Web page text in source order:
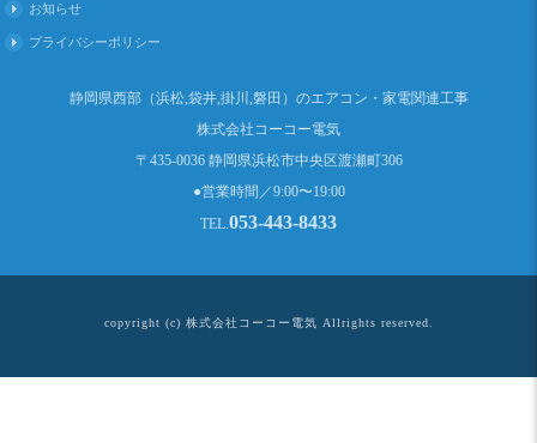
お知らせ
プライバシーポリシー
静岡県西部（浜松,袋井,掛川,磐田）のエアコン・家電関連工事
株式会社コーコー電気
〒435-0036 静岡県浜松市中央区渡瀬町306
●営業時間／9:00〜19:00
TEL.053-443-8433
copyright (c) 株式会社コーコー電気 Allrights reserved.